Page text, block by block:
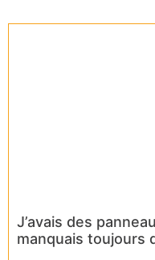
J’avais des
manquais toujours